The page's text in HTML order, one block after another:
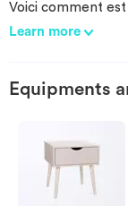
Voici comment
Learn more
Equipments